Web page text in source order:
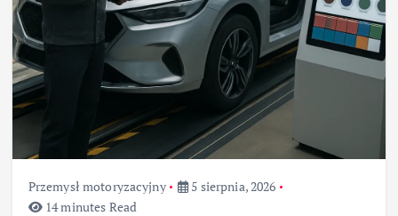
Przemysł motoryzacyjny
5 sierpnia, 2026
14 minutes Read